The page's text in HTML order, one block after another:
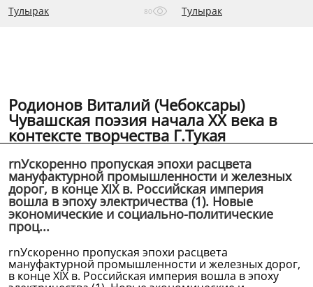
Тулырак 80 Тулырак
Родионов Виталий (Чебоксары)
Чувашская поэзия начала XX века в
контексте творчества Г.Тукая
rnУскоренно пропуская эпохи расцвета
мануфактурной промышленности и железных
дорог, в конце XIX в. Российская империя
вошла в эпоху электричества (1). Новые
экономические и социально-политические
проц...
rnУскоренно пропуская эпохи расцвета
мануфактурной промышленности и железных дорог,
в конце XIX в. Российская империя вошла в эпоху